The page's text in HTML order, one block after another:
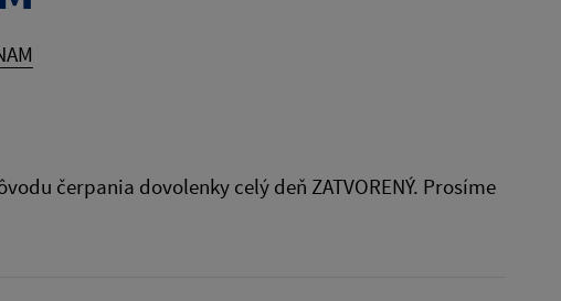
čerpania dovolenky celý deň ZATVORENÝ. Prosíme